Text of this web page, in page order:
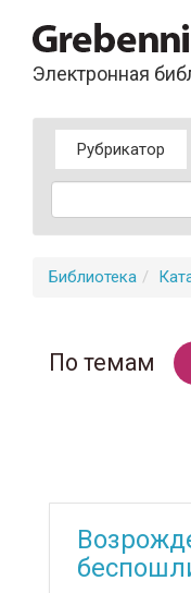
Электронная
Рубрикатор
Библиотека
По темам